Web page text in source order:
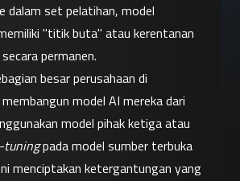
dalam set pelatihan, model
"titik buta" atau kerentanan
permanen.
besar perusahaan di
model AI mereka dari
model pihak ketiga atau
tuning pada model sumber terbuka
menciptakan ketergantungan yang